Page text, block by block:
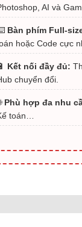
AI và
Bàn phím Full-
hoặc Code cực
Kết nối đầy đủ:
chuyển đổi.
Phù hợp đa nhu
toán…